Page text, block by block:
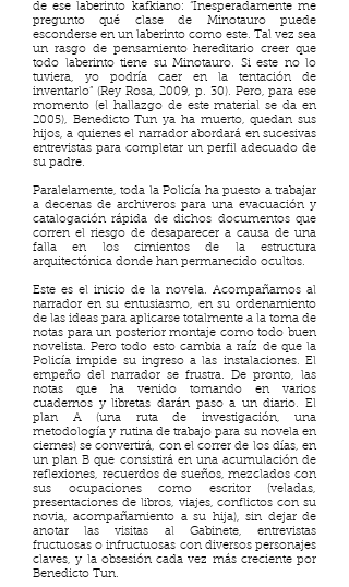
de ese laberinto kafkiano: “Inesperadamente me
pregunto qué clase de Minotauro puede
esconderse en un laberinto como este. Tal vez sea
un rasgo de pensamiento hereditario creer que
todo laberinto tiene su Minotauro. Si este no lo
tuviera, yo podría caer en la tentación de
inventarlo” (Rey Rosa, 2009, p. 30). Pero, para ese
momento (el hallazgo de este material se da en
2005), Benedicto Tun ya ha muerto, quedan sus
hijos, a quienes el narrador abordará en sucesivas
entrevistas para completar un perfil adecuado de
su padre.
Paralelamente, toda la Policía ha puesto a trabajar
a decenas de archiveros para una evacuación y
catalogación rápida de dichos documentos que
corren el riesgo de desaparecer a causa de una
falla en los cimientos de la estructura
arquitectónica donde han permanecido ocultos.
Este es el inicio de la novela. Acompañamos al
narrador en su entusiasmo, en su ordenamiento
de las ideas para aplicarse totalmente a la toma de
notas para un posterior montaje como todo buen
novelista. Pero todo esto cambia a raíz de que la
Policía impide su ingreso a las instalaciones. El
empeño del narrador se frustra. De pronto, las
notas que ha venido tomando en varios
cuadernos y libretas darán paso a un diario. El
plan A (una ruta de investigación, una
metodología y rutina de trabajo para su novela en
ciernes) se convertirá, con el correr de los días, en
un plan B que consistirá en una acumulación de
reflexiones, recuerdos de sueños, mezclados con
sus ocupaciones como escritor (veladas,
presentaciones de libros, viajes, conflictos con su
novia, acompañamiento a su hija), sin dejar de
anotar las visitas al Gabinete, entrevistas
fructuosas o infructuosas con diversos personajes
claves, y la obsesión cada vez más creciente por
Benedicto Tun.